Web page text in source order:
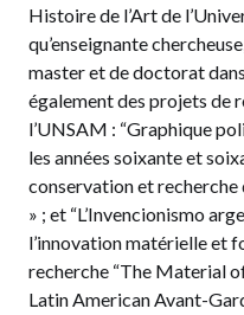
Histoire de l’Art de
qu’enseignante
master et de doctorat
également des projets de
l’UNSAM : “Graphique
les années soixante et
conservation et recherche
» ; et “L’Invencionismo
l’innovation matérielle et
recherche “The Material
Latin American Avant-